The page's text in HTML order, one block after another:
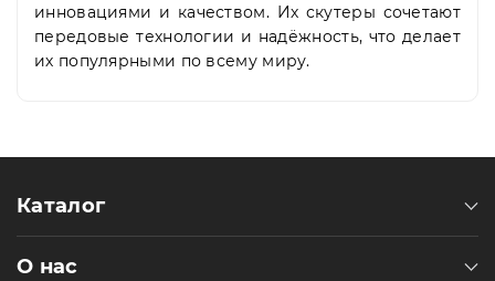
инновациями и качеством. Их скутеры сочетают
передовые технологии и надёжность, что делает
их популярными по всему миру.
Каталог
О нас